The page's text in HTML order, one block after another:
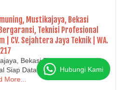
Mustikajaya, Bekasi
Teknisi Profesional
| CV. Sejahtera Jaya Teknik | WA.
Bekasi Terdekat (Cepat
Siap Datang 24 Jam) CV.
More...
Hubungi Kami